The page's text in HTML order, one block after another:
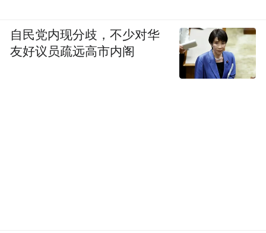
自民党内现分歧，不少对华
友好议员疏远高市内阁